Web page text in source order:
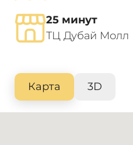
25 минут
ТЦ Дубай Молл
Карта 3D